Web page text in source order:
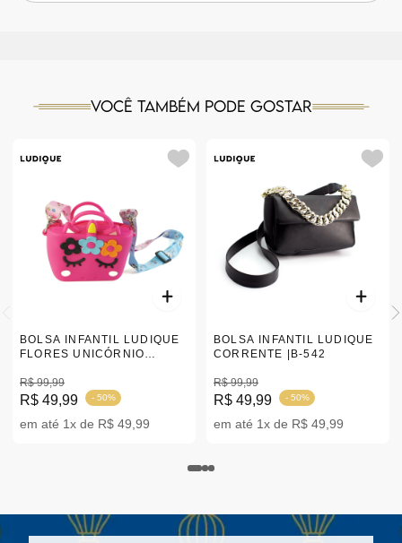
Você também pode gostar
BOLSA INFANTIL LUDIQUE
FLORES UNICÓRNIO
SORTIDO
R$ 99,99
R$ 49,99 - 50%
em até 1x de R$ 49,99
BOLSA INFANTIL LUDIQUE
CORRENTE |B-542
R$ 99,99
R$ 49,99 - 50%
em até 1x de R$ 49,99